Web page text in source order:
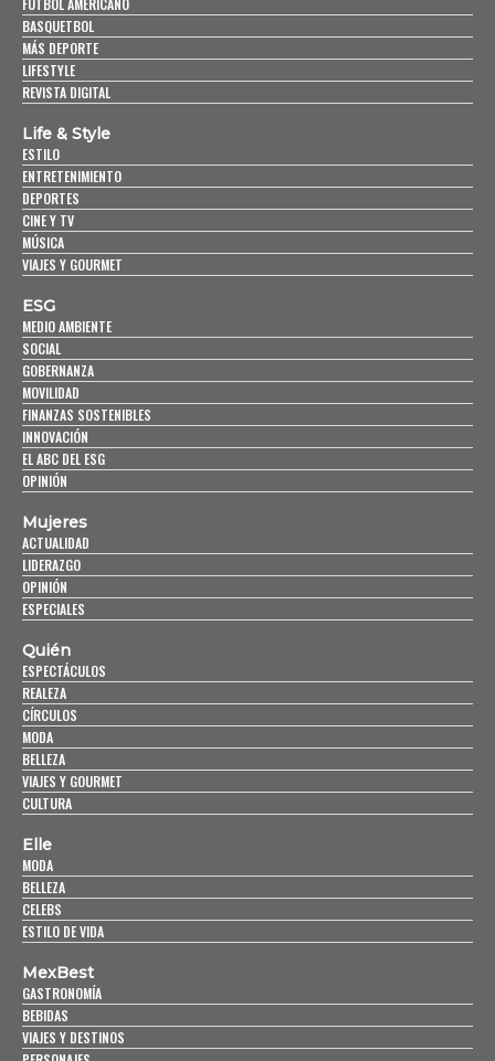
FUTBOL AMERICANO
BASQUETBOL
MÁS DEPORTE
LIFESTYLE
REVISTA DIGITAL
Life & Style
ESTILO
ENTRETENIMIENTO
DEPORTES
CINE Y TV
MÚSICA
VIAJES Y GOURMET
ESG
MEDIO AMBIENTE
SOCIAL
GOBERNANZA
MOVILIDAD
FINANZAS SOSTENIBLES
INNOVACIÓN
EL ABC DEL ESG
OPINIÓN
Mujeres
ACTUALIDAD
LIDERAZGO
OPINIÓN
ESPECIALES
Quién
ESPECTÁCULOS
REALEZA
CÍRCULOS
MODA
BELLEZA
VIAJES Y GOURMET
CULTURA
Elle
MODA
BELLEZA
CELEBS
ESTILO DE VIDA
MexBest
GASTRONOMÍA
BEBIDAS
VIAJES Y DESTINOS